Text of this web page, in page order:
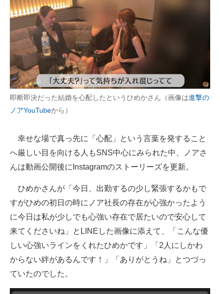
即断即決だった結婚を心配したというひめかさん（画像は進撃の
ノアYouTubeから）
幸せな場で真っ先に「心配」という言葉を発すること
へ厳しい目を向ける人もSNS中心にみられた中、ノアさ
んは動画公開後にInstagramのストーリーズを更新。
ひめかさんが「今日、出勤するの少し緊張するかもで
すがひめの初日の時にノア社長の存在が心強かったよう
に今日は私が少しでも心強い存在で居たいので安心して
来てくださいね」とLINEした画像に添えて、「こんな優
しい心強いラインをくれたひめかです」「2人にしかわ
からない絆があるんです！」「ありがとうね」とつづっ
ていたのでした。